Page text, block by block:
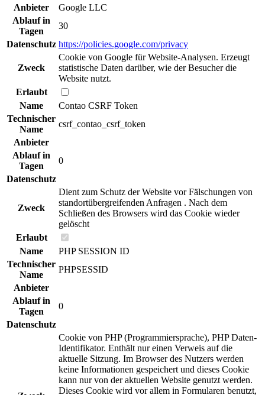
Anbieter
Google LLC
Ablauf in
Tagen
30
Datenschutz https://policies.google.com/privacy
Zweck
Cookie von Google für Website-Analysen. Erzeugt
statistische Daten darüber, wie der Besucher die
Website nutzt.
Erlaubt
Name
Contao CSRF Token
Technischer
Name
csrf_contao_csrf_token
Anbieter
Ablauf in
Tagen
0
Datenschutz
Zweck
Dient zum Schutz der Website vor Fälschungen von
standortübergreifenden Anfragen . Nach dem
Schließen des Browsers wird das Cookie wieder
gelöscht
Erlaubt
Name
PHP SESSION ID
Technischer
Name
PHPSESSID
Anbieter
Ablauf in
Tagen
0
Datenschutz
Cookie von PHP (Programmiersprache), PHP Daten-
Identifikator. Enthält nur einen Verweis auf die
aktuelle Sitzung. Im Browser des Nutzers werden
keine Informationen gespeichert und dieses Cookie
kann nur von der aktuellen Website genutzt werden.
Dieses Cookie wird vor allem in Formularen benutzt,